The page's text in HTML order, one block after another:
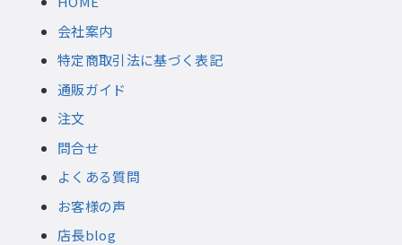
会社案内
特定商取引法に基づく表記
通販ガイド
注文
問合せ
よくある質問
お客様の声
店長blog